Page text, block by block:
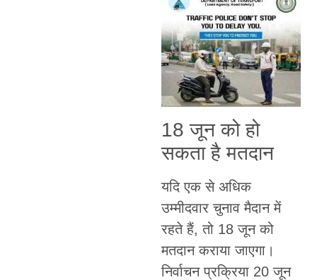
18 जून को हो
सकता है मतदान
यदि एक से अधिक
उम्मीदवार चुनाव मैदान में
रहते हैं, तो 18 जून को
मतदान कराया जाएगा।
निर्वाचन प्रक्रिया 20 जून